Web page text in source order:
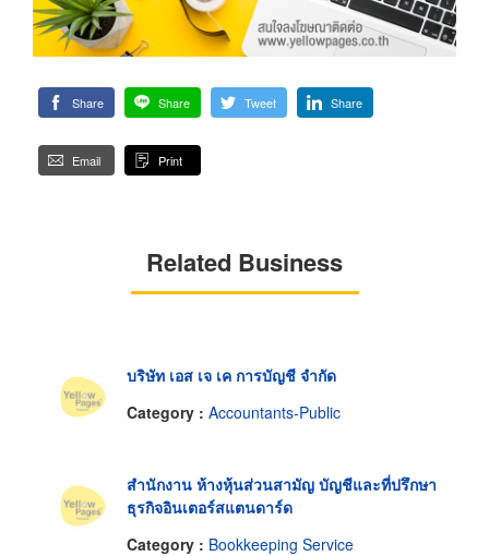
Share Share Tweet Share
Email Print
Related Business
บริษัท เอส เจ เค การบัญชี จำกัด
Category : Accountants-Public
สำนักงาน ห้างหุ้นส่วนสามัญ บัญชีและที่ปรึกษา
ธุรกิจอินเตอร์สแตนดาร์ด
Category : Bookkeeping Service